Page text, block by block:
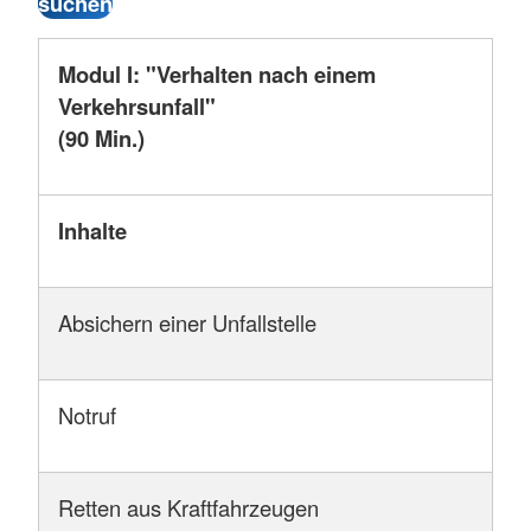
Modul I: "Verhalten nach einem
Verkehrsunfall"
(90 Min.)
Inhalte
Absichern einer Unfallstelle
Notruf
Retten aus Kraftfahrzeugen